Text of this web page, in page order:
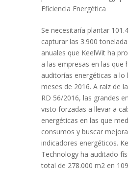
Eficiencia Energética
Se necesitaría plantar
capturar las 3.900
anuales que KeelWit ha
a las empresas en las que
auditorías energéticas a lo
meses de 2016. A raíz de
RD 56/2016, las grandes
visto forzadas a llevar a
energéticas en las que
consumos y buscar
indicadores energéticos.
Technology ha auditado
total de 278.000 m2 en